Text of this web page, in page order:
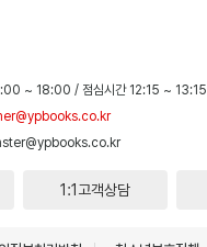
~ 18:00 / 점심시간 12:15 ~ 13:15
1:1고객상담